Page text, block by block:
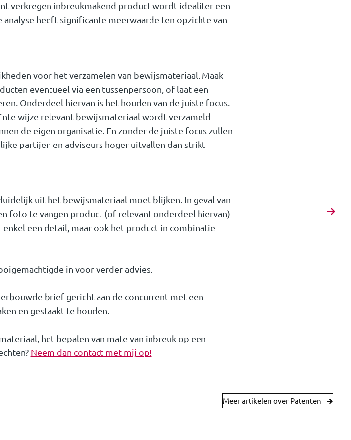
verkregen inbreukmakend product wordt idealiter een
heeft significante meerwaarde ten opzichte van
voor het verzamelen van bewijsmateriaal. Maak
eventueel via een tussenpersoon, of laat een
Onderdeel hiervan is het houden van de juiste focus.
wijze relevant bewijsmateriaal wordt verzameld
de eigen organisatie. En zonder de juiste focus zullen
partijen en adviseurs hoger uitvallen dan strikt
uit het bewijsmateriaal moet blijken. In geval van
foto te vangen product (of relevant onderdeel hiervan)
een detail, maar ook het product in combinatie
in voor verder advies.
brief gericht aan de concurrent met een
en gestaakt te houden.
het bepalen van mate van inbreuk op een
Neem dan contact met mij op!
Meer artikelen over Patenten